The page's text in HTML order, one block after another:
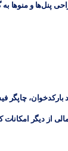
پنل‌ها و منوها
چاپگر
از دیگر